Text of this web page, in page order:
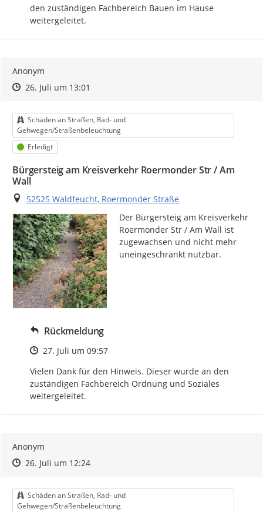
den zuständigen Fachbereich Bauen im Hause
weitergeleitet.
Anonym
Zeitpunkt des Erstellens
Zeitpunkt des Erstellens
26. Juli um 13:01
Kategorie
Schäden an Straßen, Rad- und
Gehwegen/Straßenbeleuchtung
Status
Erledigt
Bürgersteig am Kreisverkehr Roermonder Str / Am
Wall
Ort
52525 Waldfeucht, Roermonder Straße
Der Bürgersteig am Kreisverkehr
Roermonder Str / Am Wall ist
zugewachsen und nicht mehr
uneingeschränkt nutzbar.
Rückmeldung
Zeitpunkt des Erstellens
27. Juli um 09:57
Vielen Dank für den Hinweis. Dieser wurde an den
zuständigen Fachbereich Ordnung und Soziales
weitergeleitet.
Anonym
Zeitpunkt des Erstellens
Zeitpunkt des Erstellens
26. Juli um 12:24Zur Äußerung
Kategorie
Schäden an Straßen, Rad- und
Gehwegen/Straßenbeleuchtung